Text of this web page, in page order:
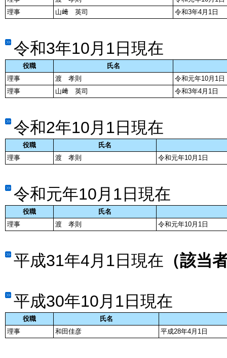
理事
山﨑 英司 令和3年4月1日
令和3年10月1日現在
役職
氏名
理事
渡 孝則
令和元年10月1日
理事
山﨑 英司 令和3年4月1日
令和2年10月1日現在
役職
氏名
理事
渡 孝則 令和元年10月1日
令和元年10月1日現在
役職
氏名
理事
渡 孝則 令和元年10月1日
平成31年4月1日現在 （該当
平成30年10月1日現在
役職
氏名
理事
和田佳彦 平成28年4月1日